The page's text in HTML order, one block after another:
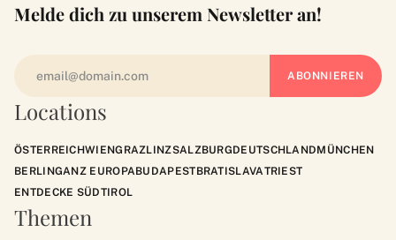
Locations
ÖSTERREICHWIENGRAZLINZSALZBURGDEUTSCHLANDMÜNCHEN
BERLINGANZ EUROPABUDAPESTBRATISLAVATRIEST
ENTDECKE SÜDTIROL
Themen
Melde dich zu unserem Newsletter an!